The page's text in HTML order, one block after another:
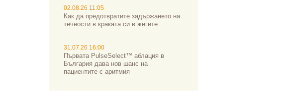
02.08.26 11:05
Как да предотвратите задържането на
течности в краката си в жегите
31.07.26 16:00
Първата PulseSelect™ аблация в
България дава нов шанс на
пациентите с аритмия